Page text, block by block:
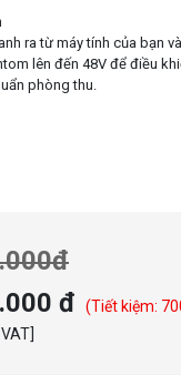
ra từ máy tính của bạn
lên đến 48V để điều
phòng thu.
lại đồng thời trong thời
các ứng dụng Karaoke
đ
(Tiết kiệm: